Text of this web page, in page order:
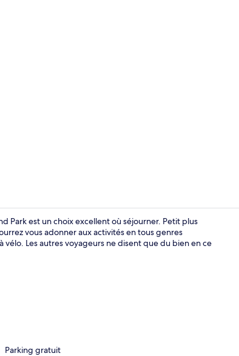
Park est un choix excellent où séjourner. Petit plus
vous adonner aux activités en tous genres
Les autres voyageurs ne disent que du bien en ce
Parking gratuit